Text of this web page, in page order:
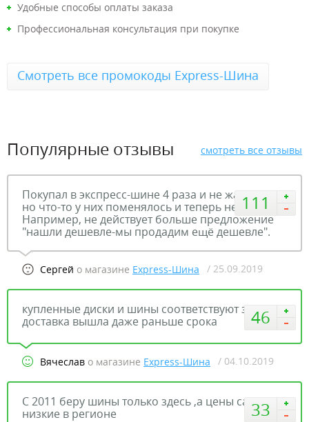
Удобные способы оплаты заказа
Профессиональная консультация при покупке
Смотреть все промокоды Express-Шина
Популярные отзывы смотреть все отзывы
111
Покупал в экспресс-шине 4 раза и не жаловался,
но что-то у них поменялось и теперь не ахти(
Например, не действует больше предложение
"нашли дешевле-мы продадим ещё дешевле".
Сергей о магазине Express-Шина / 25.09.2019
46
купленные диски и шины соответствуют заказу а
доставка вышла даже раньше срока
Вячеслав о магазине Express-Шина / 04.10.2019
33
С 2011 беру шины только здесь ,а цены самые
низкие в регионе